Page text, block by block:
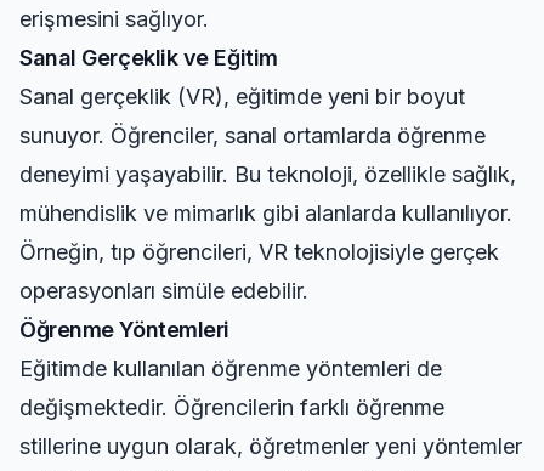
erişmesini sağlıyor.
Sanal Gerçeklik ve Eğitim
Sanal gerçeklik (VR), eğitimde yeni bir boyut
sunuyor. Öğrenciler, sanal ortamlarda öğrenme
deneyimi yaşayabilir. Bu teknoloji, özellikle sağlık,
mühendislik ve mimarlık gibi alanlarda kullanılıyor.
Örneğin, tıp öğrencileri, VR teknolojisiyle gerçek
operasyonları simüle edebilir.
Öğrenme Yöntemleri
Eğitimde kullanılan öğrenme yöntemleri de
değişmektedir. Öğrencilerin farklı öğrenme
stillerine uygun olarak, öğretmenler yeni yöntemler